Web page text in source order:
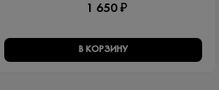
1 650 ₽
В КОРЗИНУ